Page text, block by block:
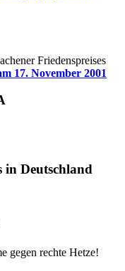
Friedenspreises
17. November 2001
in Deutschland
gegen rechte Hetze!